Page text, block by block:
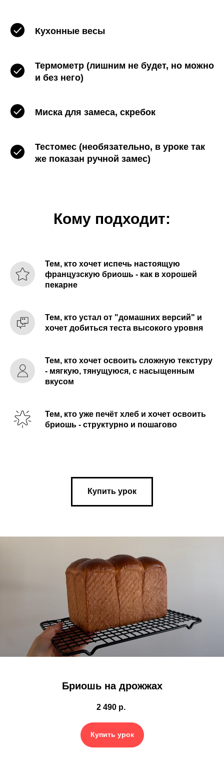
Кухонные весы
Термометр (лишним не будет, но можно
и без него)
Миска для замеса, скребок
Тестомес (необязательно, в уроке так
же показан ручной замес)
Кому подходит:
Тем, кто хочет испечь настоящую
французскую бриошь - как в хорошей
пекарне
Тем, кто устал от "домашних версий" и
хочет добиться теста высокого уровня
Тем, кто хочет освоить сложную текстуру
- мягкую, тянущуюся, с насыщенным
вкусом
Тем, кто уже печёт хлеб и хочет освоить
бриошь - структурно и пошагово
Купить урок
Бриошь на дрожжах
2 490 р.
Купить урок